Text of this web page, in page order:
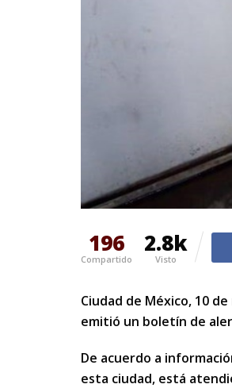
196
Compartido
2.8k
Visto
Ciudad de México, 10
emitió un boletín de
De acuerdo a
esta ciudad, está